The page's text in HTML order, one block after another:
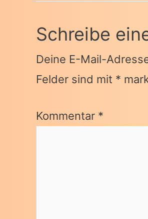
Schreibe
Deine E-Mail-
Felder sind mit *
Kommentar *